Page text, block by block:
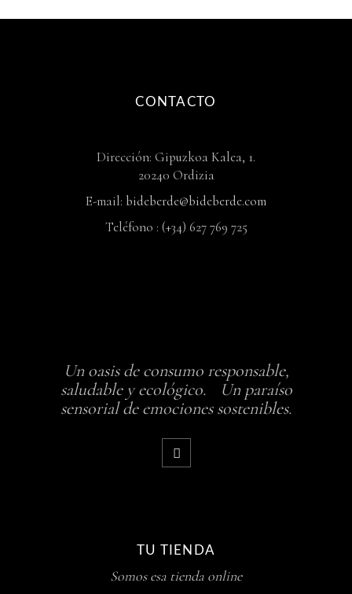
CONTACTO
Dirección: Gipuzkoa Kalea, 1.
20240 Ordizia
E-mail: bideberde@bideberde.com
Teléfono : (+34) 627 769 725
Un oasis de consumo responsable,
saludable y ecológico. Un paraíso
sensorial de emociones sostenibles.
TU TIENDA
Somos esa tienda online